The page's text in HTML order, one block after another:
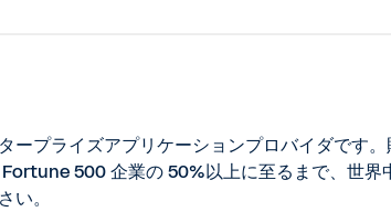
ープライズアプリケーションプロバイダです
500 企業の 50%以上に至るまで、世界
。